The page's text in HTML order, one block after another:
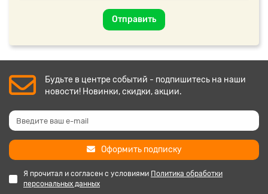
Отправить
Будьте в центре событий - подпишитесь на наши
новости! Новинки, скидки, акции.
Оформить подписку
Я прочитал и согласен с условиями Политика обработки
персональных данных